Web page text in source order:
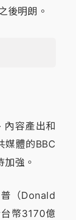
後明朗。
內容產出和
媒體的BBC
強。
（Donald
幣3170億